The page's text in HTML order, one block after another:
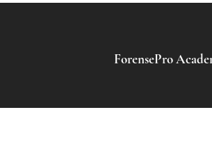
ForensePro